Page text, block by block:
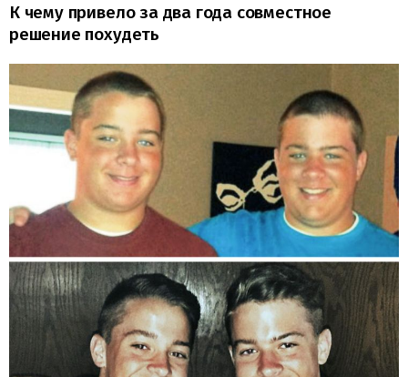
К чему привело за два года совместное
решение похудеть